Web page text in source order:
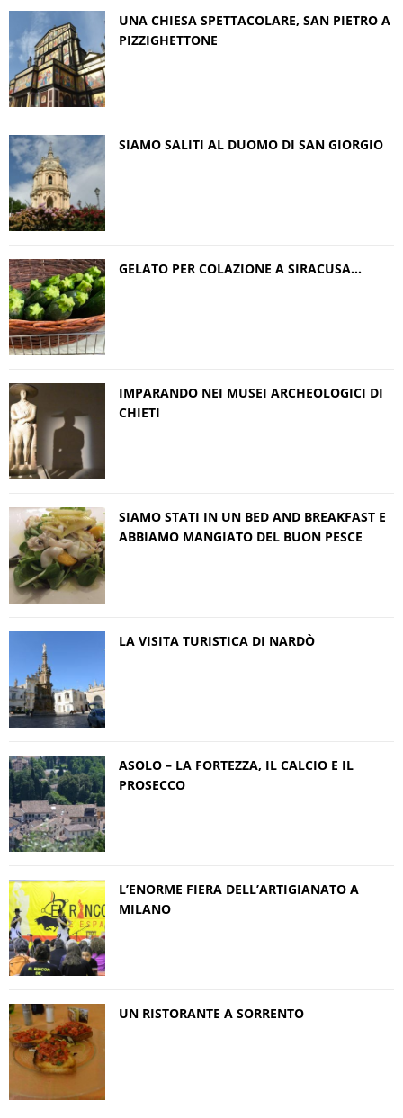
UNA CHIESA SPETTACOLARE, SAN PIETRO A
PIZZIGHETTONE
SIAMO SALITI AL DUOMO DI SAN GIORGIO
GELATO PER COLAZIONE A SIRACUSA…
IMPARANDO NEI MUSEI ARCHEOLOGICI DI
CHIETI
SIAMO STATI IN UN BED AND BREAKFAST E
ABBIAMO MANGIATO DEL BUON PESCE
LA VISITA TURISTICA DI NARDÒ
ASOLO – LA FORTEZZA, IL CALCIO E IL
PROSECCO
L’ENORME FIERA DELL’ARTIGIANATO A
MILANO
UN RISTORANTE A SORRENTO